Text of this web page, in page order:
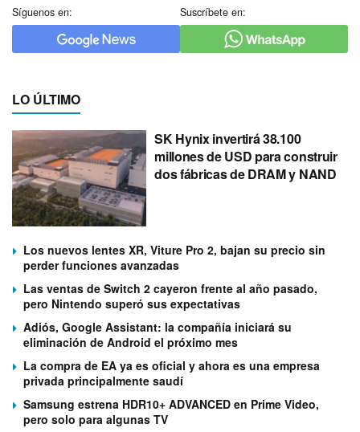
Síguenos en: Suscríbete en:
LO ÚLTIMO
SK Hynix invertirá 38.100
millones de USD para construir
dos fábricas de DRAM y NAND
Los nuevos lentes XR, Viture Pro 2, bajan su precio sin
perder funciones avanzadas
Las ventas de Switch 2 cayeron frente al año pasado,
pero Nintendo superó sus expectativas
Adiós, Google Assistant: la compañía iniciará su
eliminación de Android el próximo mes
La compra de EA ya es oficial y ahora es una empresa
privada principalmente saudí
Samsung estrena HDR10+ ADVANCED en Prime Video,
pero solo para algunas TV